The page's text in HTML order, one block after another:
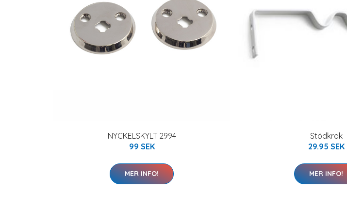
NYCKELSKYLT 2994
99 SEK
MER INFO!
Stödkrok
29.95 SEK
MER INFO!